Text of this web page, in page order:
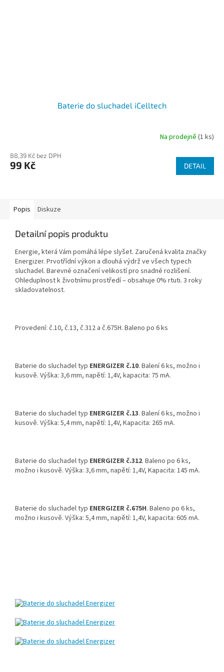
Baterie do sluchadel iCelltech
produktu
je
hvězdiček.
Na prodejně(1 ks)
88,39 Kč bez DPH
99 Kč DETAIL
Popis Diskuze
Detailní popis produktu
Energie, která Vám pomáhá lépe slyšet. Zaručená kvalita značky
Energizer. Prvotřídní výkon a dlouhá výdrž ve všech typech
sluchadel. Barevné označení velikostí pro snadné rozlišení.
Ohleduplnost k životnímu prostředí – obsahuje 0% rtuti. 3 roky
skladovatelnost.
Provedení: č.10, č.13, č.312 a č.675H. Baleno po 6 ks
Baterie do sluchadel typ ENERGIZER č.10. Balení 6 ks, možno i
kusově. Výška: 3,6 mm, napětí: 1,4V, kapacita: 75 mA.
Baterie do sluchadel typ ENERGIZER č.13. Balení 6 ks, možno i
kusově. Výška: 5,4 mm, napětí: 1,4V, Kapacita: 265 mA.
Baterie do sluchadel typ ENERGIZER č.312. Baleno po 6 ks,
možno i kusově. Výška: 3,6 mm, napětí: 1,4V, Kapacita: 145 mA.
Baterie do sluchadel typ ENERGIZER č.675H. Baleno po 6 ks,
možno i kusově. Výška: 5,4 mm, napětí: 1,4V, kapacita: 605 mA.